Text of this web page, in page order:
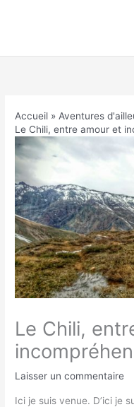
Accueil Aventures
Le Chili, entre amour et
Le Chili,
Laisser un commentaire
Ici je suis venue. D’ici je